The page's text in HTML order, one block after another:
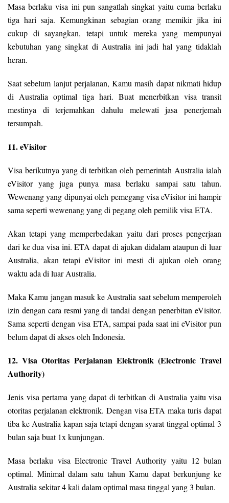
Masa berlaku visa ini pun sangatlah singkat yaitu cuma berlaku
tiga hari saja. Kemungkinan sebagian orang memikir jika ini
cukup di sayangkan, tetapi untuk mereka yang mempunyai
kebutuhan yang singkat di Australia ini jadi hal yang tidaklah
heran.
Saat sebelum lanjut perjalanan, Kamu masih dapat nikmati hidup
di Australia optimal tiga hari. Buat menerbitkan visa transit
mestinya di terjemahkan dahulu melewati jasa penerjemah
tersumpah.
11. eVisitor
Visa berikutnya yang di terbitkan oleh pemerintah Australia ialah
eVisitor yang juga punya masa berlaku sampai satu tahun.
Wewenang yang dipunyai oleh pemegang visa eVisitor ini hampir
sama seperti wewenang yang di pegang oleh pemilik visa ETA.
Akan tetapi yang memperbedakan yaitu dari proses pengerjaan
dari ke dua visa ini. ETA dapat di ajukan didalam ataupun di luar
Australia, akan tetapi eVisitor ini mesti di ajukan oleh orang
waktu ada di luar Australia.
Maka Kamu jangan masuk ke Australia saat sebelum memperoleh
izin dengan cara resmi yang di tandai dengan penerbitan eVisitor.
Sama seperti dengan visa ETA, sampai pada saat ini eVisitor pun
belum dapat di akses oleh Indonesia.
12. Visa Otoritas Perjalanan Elektronik (Electronic Travel
Authority)
Jenis visa pertama yang dapat di terbitkan di Australia yaitu visa
otoritas perjalanan elektronik. Dengan visa ETA maka turis dapat
tiba ke Australia kapan saja tetapi dengan syarat tinggal optimal 3
bulan saja buat 1x kunjungan.
Masa berlaku visa Electronic Travel Authority yaitu 12 bulan
optimal. Minimal dalam satu tahun Kamu dapat berkunjung ke
Australia sekitar 4 kali dalam optimal masa tinggal yang 3 bulan.